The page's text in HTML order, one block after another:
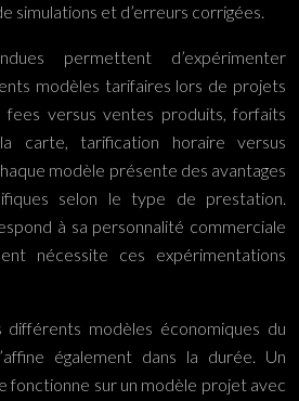
simulations et d’erreurs corrigées.
permettent d’expérimenter
modèles tarifaires lors de projets
fees versus ventes produits, forfaits
carte, tarification horaire versus
modèle présente des avantages
selon le type de prestation.
à sa personnalité commerciale
nécessite ces expérimentations
différents modèles économiques du
également dans la durée. Un
fonctionne sur un modèle projet avec